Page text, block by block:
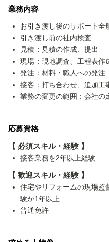
業務内容
お引き渡し後のサポート全
引き渡し前の社内検査
見積：見積の作成、提出
現場：現地調査、工程表作
発注：材料・職人への発注
接客：打ち合わせ、追加工
業務の変更の範囲：会社の
応募資格
【 必須スキル・経験 】
接客業務を2年以上経験
【 歓迎スキル・経験 】
住宅やリフォームの現場監
験が1年以上
普通免許